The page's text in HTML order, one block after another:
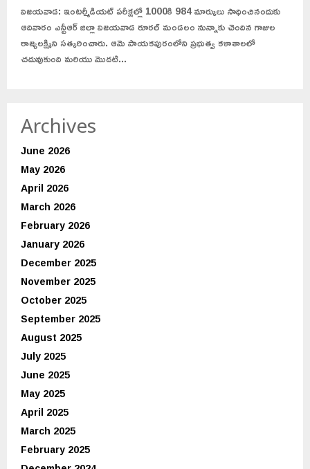
విజయవాడ: ఇంటర్మీడియట్ పరీక్షల్లో 1000కి 984 మార్కులు సాధించినందుకు
ఆదివారం ఎన్టీఆర్ జిల్లా విజయవాడ రూరల్ మండలం నున్నాకు చెందిన గాజుల
రాజ్యలక్ష్మిని సత్కరించారు. ఆమె పాయకపురంలోని ప్రభుత్వ కళాశాలలో
చదువుకుంది మరియు మొదటి...
Archives
June 2026
May 2026
April 2026
March 2026
February 2026
January 2026
December 2025
November 2025
October 2025
September 2025
August 2025
July 2025
June 2025
May 2025
April 2025
March 2025
February 2025